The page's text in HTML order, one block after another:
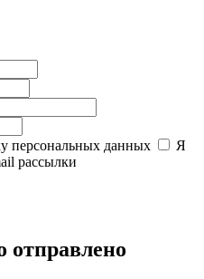
персональных данных
Я
рассылки
отправлено